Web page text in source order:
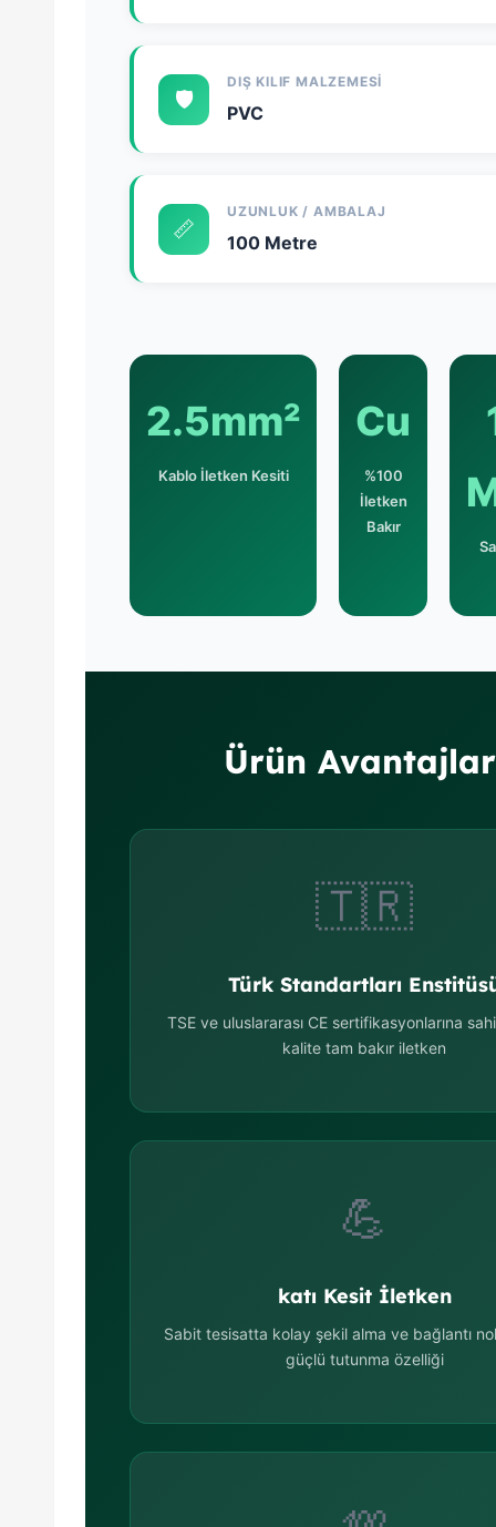
🛡️
DIŞ KILIF MALZEMESI
PVC
📏
UZUNLUK / AMBALAJ
100 Metre
2.5mm²
Kablo İletken Kesiti
Cu
%100
İletken
Bakır
Ürün
🇹🇷
Türk Standartları
TSE ve uluslararası CE sertifikasyonlarına
kalite tam bakır iletken
💪
katı Kesit İletken
Sabit tesisatta kolay şekil alma ve bağlantı
güçlü tutunma özelliği